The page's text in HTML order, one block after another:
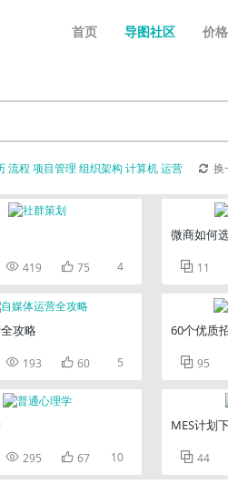
首页 导图社区 价格
流程 项目管理 组织架构 计算机运营 换
 419  75 4
攻略
 193  60 5
 295  67 10
微商如何
 11
60个优质
 95
MES计划
 44